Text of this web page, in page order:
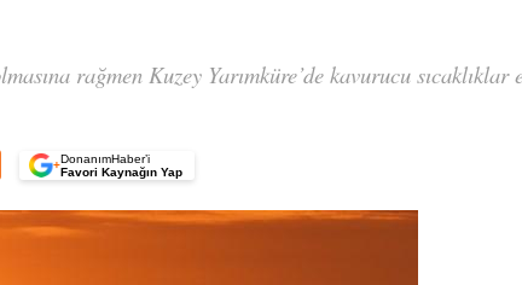
rağmen Kuzey Yarımküre’de kavurucu
+DonanımHaber’i
Favori Kaynağın Yap